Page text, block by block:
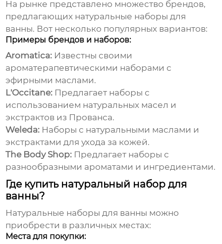
На рынке представлено множество брендов,
предлагающих натуральные наборы для
ванны. Вот несколько популярных вариантов:
Примеры брендов и наборов:
Aromatica: Известны своими
ароматерапевтическими наборами с
эфирными маслами.
L'Occitane: Предлагает наборы с
использованием натуральных масел и
экстрактов из Прованса.
Weleda: Наборы с натуральными маслами и
экстрактами для ухода за кожей.
The Body Shop: Предлагает наборы с
разнообразными ароматами и ингредиентами.
Где купить натуральный набор для
ванны?
Натуральные наборы для ванны можно
приобрести в различных местах:
Места для покупки: